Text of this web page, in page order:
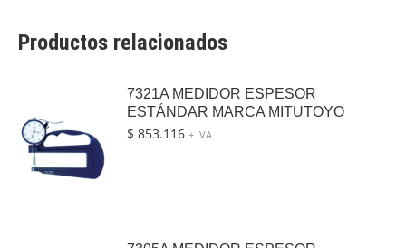
Productos relacionados
7321A MEDIDOR ESPESOR
ESTÁNDAR MARCA MITUTOYO
$ 853.116 + IVA